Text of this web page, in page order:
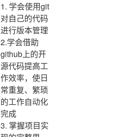
1. 学会使用git
对自己的代码
进行版本管理
2.学会借助
github上的开
源代码提高工
作效率，使日
常重复、繁琐
的工作自动化
完成
3. 掌握项目实